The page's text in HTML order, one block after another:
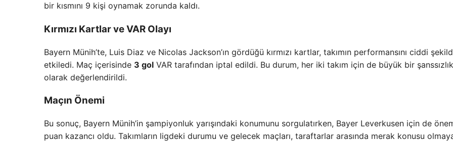
bir kısmını 9 kişi oynamak zorunda kaldı.
Kırmızı Kartlar ve VAR Olayı
Bayern Münih’te, Luis Diaz ve Nicolas Jackson’ın gördüğü kırmızı kartlar, takımın performansını ciddi
etkiledi. Maç içerisinde 3 gol VAR tarafından iptal edildi. Bu durum, her iki takım için de büyük bir şanssızlık
olarak değerlendirildi.
Maçın Önemi
Bu sonuç, Bayern Münih’in şampiyonluk yarışındaki konumunu sorgulatırken, Bayer Leverkusen için de
puan kazancı oldu. Takımların ligdeki durumu ve gelecek maçları, taraftarlar arasında merak konusu